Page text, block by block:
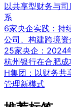
以共享型财务与
系
6家央企实践：持
公司、构建跨境资
25家央企：2024
杭州银行在合肥
H集团：以财务共
管理新模式